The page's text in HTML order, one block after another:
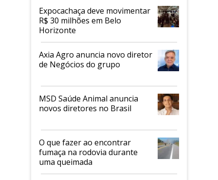
Expocachaça deve movimentar
R$ 30 milhões em Belo
Horizonte
Axia Agro anuncia novo diretor
de Negócios do grupo
MSD Saúde Animal anuncia
novos diretores no Brasil
O que fazer ao encontrar
fumaça na rodovia durante
uma queimada